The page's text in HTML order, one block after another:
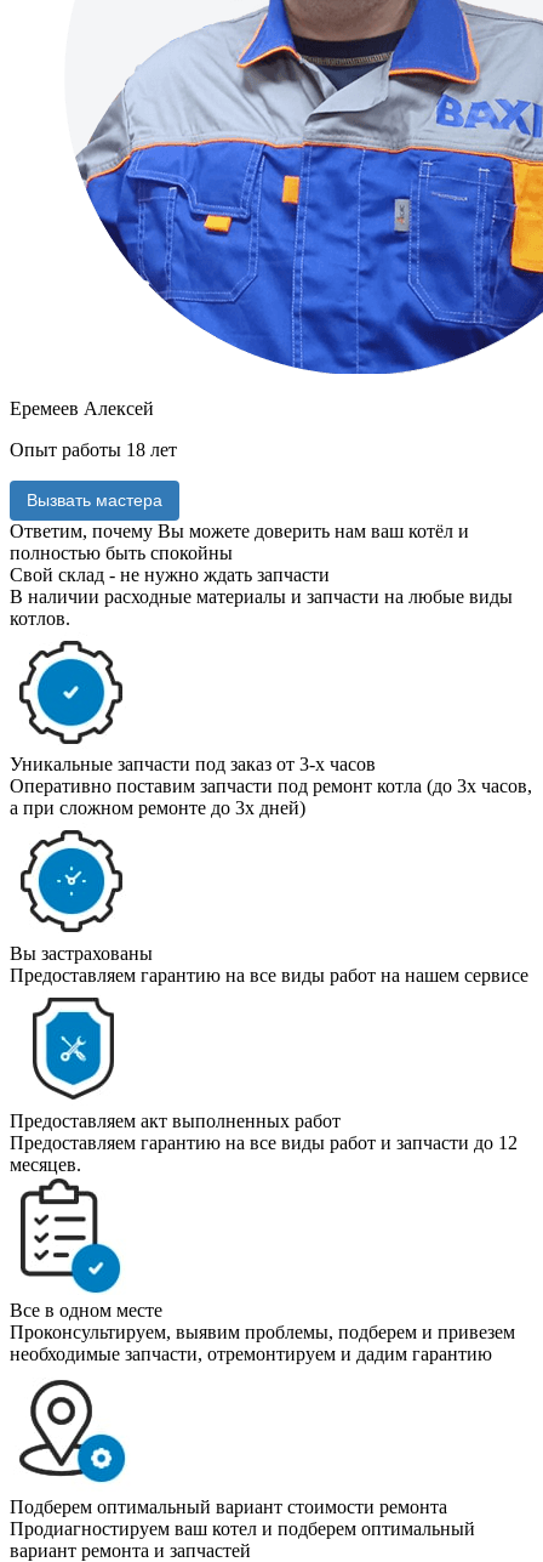
Еремеев Алексей
Опыт работы 18 лет
Вызвать мастера
Ответим, почему Вы можете доверить нам ваш котёл и
полностью быть спокойны
Свой склад - не нужно ждать запчасти
В наличии расходные материалы и запчасти на любые виды
котлов.
Уникальные запчасти под заказ от 3-х часов
Оперативно поставим запчасти под ремонт котла (до 3х часов,
а при сложном ремонте до 3х дней)
Вы застрахованы
Предоставляем гарантию на все виды работ на нашем сервисе
Предоставляем акт выполненных работ
Предоставляем гарантию на все виды работ и запчасти до 12
месяцев.
Все в одном месте
Проконсультируем, выявим проблемы, подберем и привезем
необходимые запчасти, отремонтируем и дадим гарантию
Подберем оптимальный вариант стоимости ремонта
Продиагностируем ваш котел и подберем оптимальный
вариант ремонта и запчастей